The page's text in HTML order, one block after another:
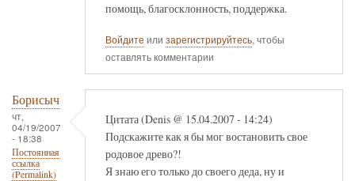
помощь, благосклонность, поддержка.
Войдите или зарегистрируйтесь, чтобы
оставлять комментарии
Борисыч
чт,
04/19/2007
- 18:38
Постоянная
ссылка
(Permalink)
Цитата (Denis @ 15.04.2007 - 14:24)
Подскажите как я бы мог востановить свое
родовое древо?!
Я знаю его только до своего деда, ну и